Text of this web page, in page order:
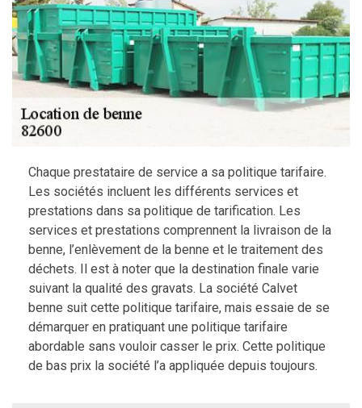
Chaque prestataire de service a sa politique tarifaire.
Les sociétés incluent les différents services et
prestations dans sa politique de tarification. Les
services et prestations comprennent la livraison de la
benne, l’enlèvement de la benne et le traitement des
déchets. Il est à noter que la destination finale varie
suivant la qualité des gravats. La société Calvet
benne suit cette politique tarifaire, mais essaie de se
démarquer en pratiquant une politique tarifaire
abordable sans vouloir casser le prix. Cette politique
de bas prix la société l’a appliquée depuis toujours.